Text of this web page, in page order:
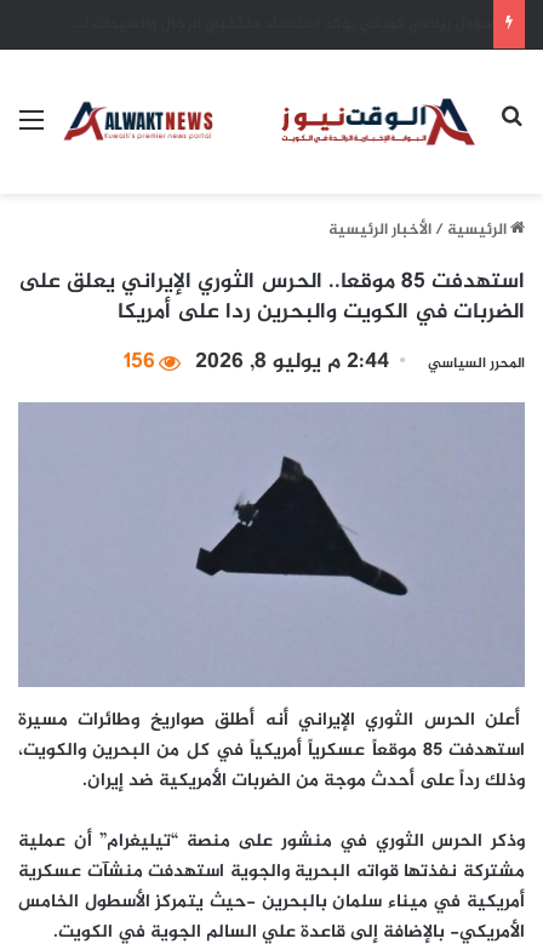
بحث عن
الرئيسية/الأخبار الرئيسية
استهدفت 85 موقعا.. الحرس الثوري الإيراني يعلق على
الضربات في الكويت والبحرين ردا على أمريكا
المحرر السياسي 2:44 م يوليو 8, 2026 156
أعلن الحرس الثوري الإيراني أنه أطلق صواريخ وطائرات مسيرة
استهدفت 85 موقعاً عسكرياً أمريكياً في كل من البحرين والكويت،
وذلك رداً على أحدث موجة من الضربات الأمريكية ضد إيران.
وذكر الحرس الثوري في منشور على منصة “تيليغرام” أن عملية
مشتركة نفذتها قواته البحرية والجوية استهدفت منشآت عسكرية
أمريكية في ميناء سلمان بالبحرين -حيث يتمركز الأسطول الخامس
الأمريكي- بالإضافة إلى قاعدة علي السالم الجوية في الكويت.